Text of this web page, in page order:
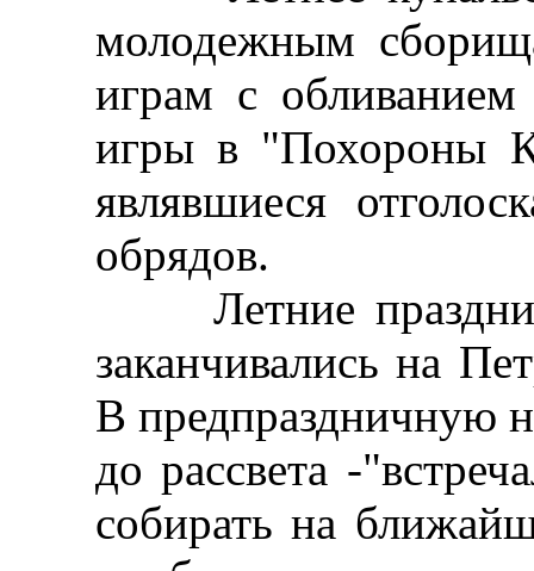
молодежным
играм с обливанием
игры в "Похороны
являвшиеся
обрядов.
Летние
заканчивались на
В предпраздничную
до рассвета -
собирать на